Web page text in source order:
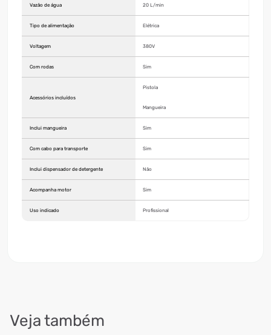
Vazão de água 20 L/min
Tipo de alimentação Elétrica
Voltagem 380V
Com rodas Sim
Acessórios incluídos
Pistola
Mangueira
Inclui mangueira Sim
Com cabo para transporte Sim
Inclui dispensador de detergente Não
Acompanha motor Sim
Uso indicado Profissional
Veja também